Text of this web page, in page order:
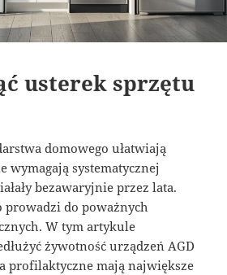
usterek sprzętu
domowego ułatwiają
wymagają systematycznej
bezawaryjnie przez lata.
prowadzi do poważnych
W tym artykule
żywotność urządzeń AGD
profilaktyczne mają największe